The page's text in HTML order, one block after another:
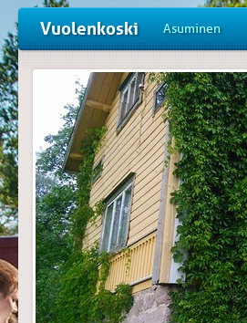
Vuolenkoski Asuminen